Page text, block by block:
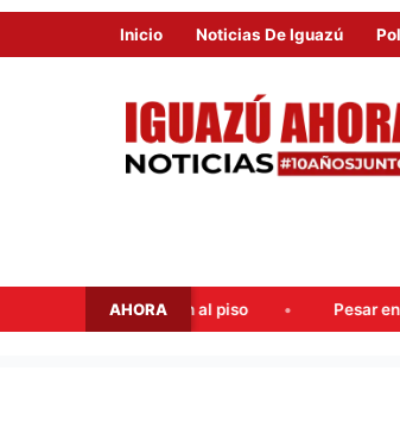
Inicio Noticias De Iguazú
AHORA
al piso Pesar en el fútbol